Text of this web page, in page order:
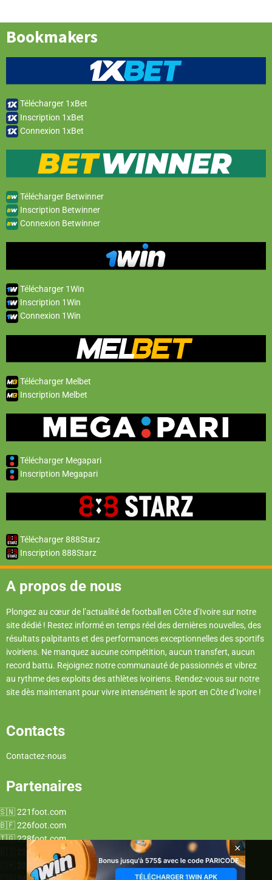
Bookmakers
Télécharger 1xBet
Inscription 1xBet
Connexion 1xBet
Télécharger Betwinner
Inscription Betwinner
Connexion Betwinner
Télécharger 1Win
Inscription 1Win
Connexion 1Win
Télécharger Melbet
Inscription Melbet
Télécharger Megapari
Inscription Megapari
Télécharger 888Starz
Inscription 888Starz
A propos de nous
Plongez au cœur de l’actualité de football en Côte d’Ivoire sur notre
site dédié ! Restez informé en temps réel des dernières nouvelles, des
résultats palpitants et des performances exceptionnelles des sportifs
ivoiriens. Ne manquez aucune compétition, aucun transfert, aucun
record battu. Rejoignez notre communauté de passionnés et vibrez
au rythme des exploits des athlètes ivoiriens. Rendez-vous sur notre
site dès maintenant pour vivre intensément le sport en Côte d’Ivoire !
Contacts
Contactez-nous
Partenaires
221foot.com
226foot.com
228foot.com
229foot.com
237foot.com
×